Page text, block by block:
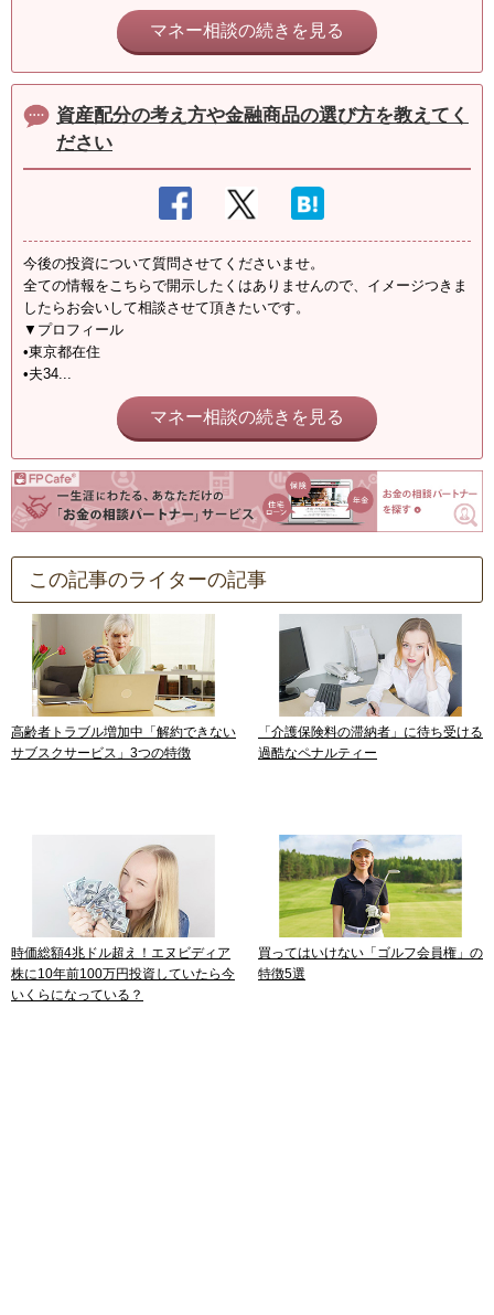
マネー相談の続きを見る
資産配分の考え方や金融商品の選び方を教えてく
ださい
今後の投資について質問させてくださいませ。
全ての情報をこちらで開示したくはありませんので、イメージつきま
したらお会いして相談させて頂きたいです。
▼プロフィール
•東京都在住
•夫34...
マネー相談の続きを見る
この記事のライターの記事
高齢者トラブル増加中「解約できない
サブスクサービス」3つの特徴
「介護保険料の滞納者」に待ち受ける
過酷なペナルティー
時価総額4兆ドル超え！エヌビディア
株に10年前100万円投資していたら今
いくらになっている？
買ってはいけない「ゴルフ会員権」の
特徴5選